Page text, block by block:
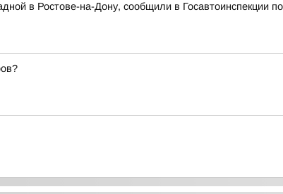
в Ростове-на-Дону, сообщили в Госавтоинспекции